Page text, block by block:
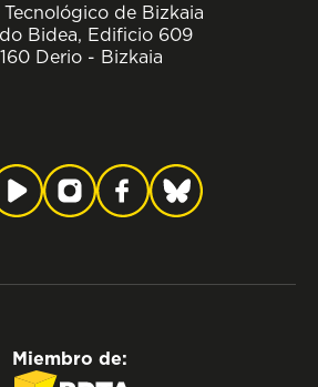
Tecnológico de Bizkaia
Bidea, Edificio 609
Derio - Bizkaia
Miembro de: